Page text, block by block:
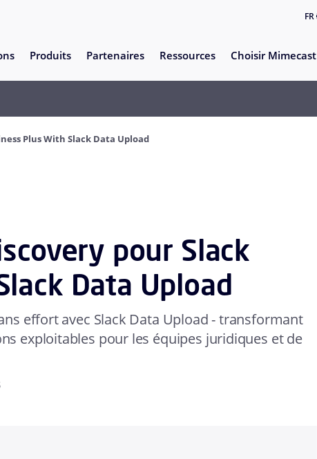
FR
Produits Partenaires Ressources Choisir Mimecast
Plus With Slack Data Upload
pour Slack
Data Upload
effort avec Slack Data Upload - transformant
exploitables pour les équipes juridiques et de